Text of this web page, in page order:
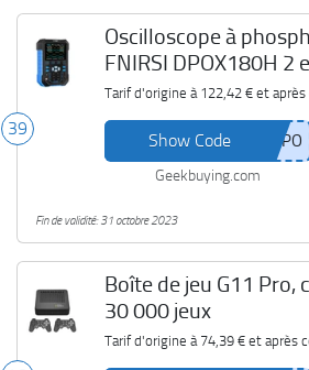
39
Oscilloscope à
FNIRSI DPOX180H 2
Tarif d'origine à 122,42 €et après
Show Code
Geekbuying.com
Fin de validité: 31 octobre 2023
Boîte de jeu G11 Pro,
30 000 jeux
Tarif d'origine à 74,39 €et après